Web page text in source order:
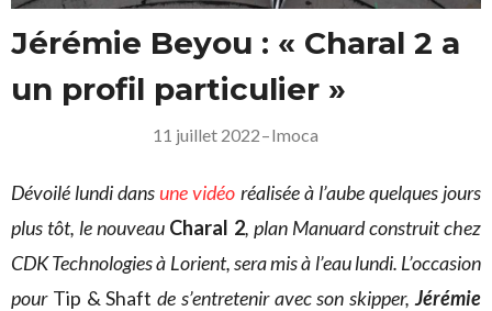
Jérémie Beyou : « Charal 2 a
un profil particulier »
11 juillet 2022–Imoca
Dévoilé lundi dansune vidéo réalisée à l’aube quelques jours
plus tôt, le nouveau Charal 2, plan Manuard construit chez
CDK Technologies à Lorient, sera mis à l’eau lundi. L’occasion
pour Tip & Shaftde s’entretenir avec son skipper,Jérémie